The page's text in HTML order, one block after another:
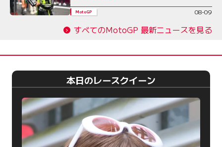
MotoGP 08-09
すべてのMotoGP 最新ニュースを見る
本日のレースクイーン